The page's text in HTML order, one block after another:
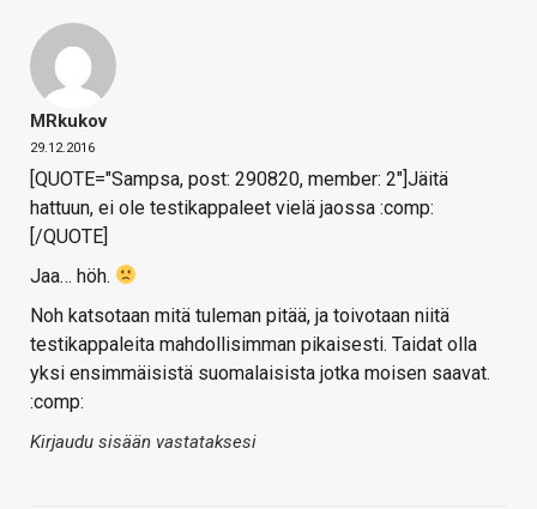
MRkukov
29.12.2016
[QUOTE="Sampsa, post: 290820, member: 2"]Jäitä
hattuun, ei ole testikappaleet vielä jaossa :comp:
[/QUOTE]
Jaa… höh.
Noh katsotaan mitä tuleman pitää, ja toivotaan niitä
testikappaleita mahdollisimman pikaisesti. Taidat olla
yksi ensimmäisistä suomalaisista jotka moisen saavat.
:comp:
Kirjaudu sisään vastataksesi